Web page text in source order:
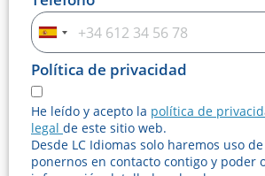
Spain
+34
Política de privacidad
He leído y acepto la política de
legal de este sitio web.
Desde LC Idiomas solo haremos uso
ponernos en contacto contigo y poder